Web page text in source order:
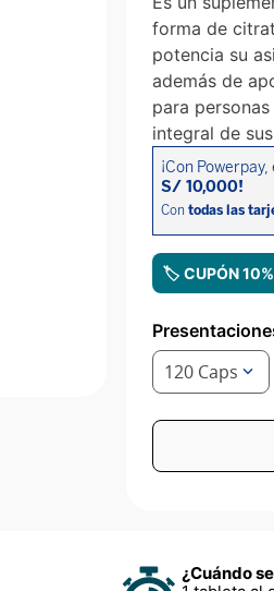
forma de
potencia su
además de
para
integral de
🏷️ CUPÓN
120 Caps
¿Cuándo